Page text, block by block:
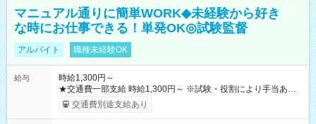
マニュアル通りに簡単WORK◆未経験から好き
な時にお仕事できる！単発OK◎試験監督
アルバイト 職種未経験OK
給与
時給1,300円～
★交通費一部支給 時給1,300円～ ※試験・役割により手当あり
※勤務回数により昇給あり 【即給（前払い）オプションあ
り！】 希望される場合、勤務から1週間ほどで給与の一部を受け
交通費別途支給あり